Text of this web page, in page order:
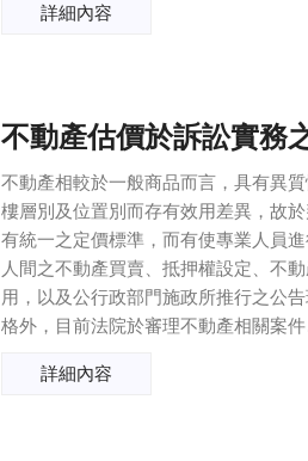
詳細內容
不動產估價於訴訟實務
不動產相較於一般商品而言，具有異
樓層別及位置別而存有效用差異，故
有統一之定價標準，而有使專業人員
人間之不動產買賣、抵押權設定、不
用，以及公行政部門施政所推行之公
格外，目前法院於審理不動產相關案
詳細內容